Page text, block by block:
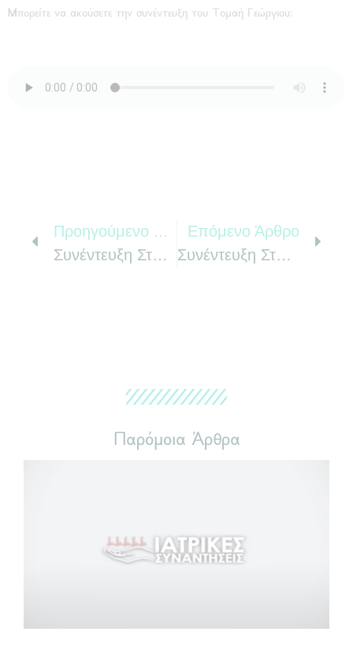
Μπορείτε να ακούσετε την συνέντευξη του Τομαή Γεώργιου:
Προηγούμενο Άρθρο
Συνέντευξη Στην Εκπομπή Face To Face
Επόμενο Άρθρο
Συνέντευξη Στην Εκπομπή Ιατρικές Συναντήσεις
Παρόμοια Άρθρα